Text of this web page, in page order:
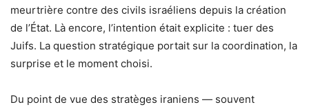
meurtrière contre des civils israéliens depuis la création
de l’État. Là encore, l’intention était explicite : tuer des
Juifs. La question stratégique portait sur la coordination, la
surprise et le moment choisi.
Du point de vue des stratèges iraniens — souvent